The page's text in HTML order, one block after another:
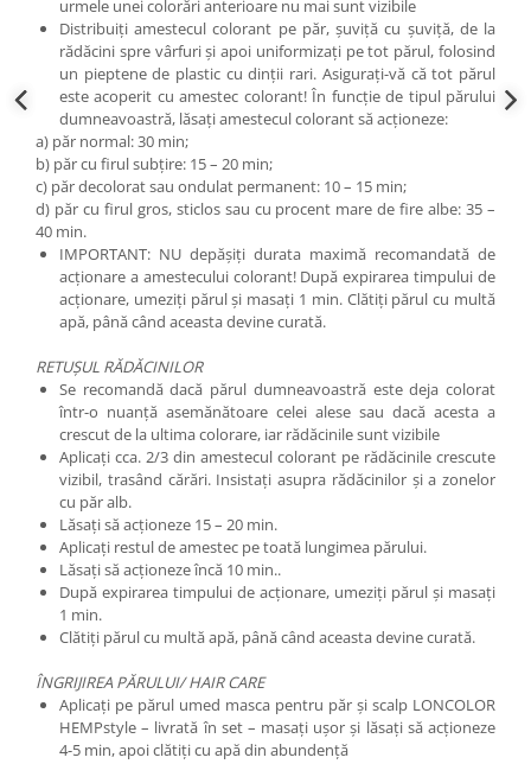
urmele unei colorări anterioare nu mai sunt vizibile
Distribuiţi amestecul colorant pe păr, şuviţă cu şuviţă, de la
rădăcini spre vârfuri şi apoi uniformizaţi pe tot părul, folosind
un pieptene de plastic cu dinţii rari. Asiguraţi-vă că tot părul
este acoperit cu amestec colorant! În funcţie de tipul părului
dumneavoastră, lăsaţi amestecul colorant să acţioneze:
a) păr normal: 30 min;
b) păr cu firul subţire: 15 – 20 min;
c) păr decolorat sau ondulat permanent: 10 – 15 min;
d) păr cu firul gros, sticlos sau cu procent mare de fire albe: 35 –
40 min.
IMPORTANT: NU depăşiţi durata maximă recomandată de
acţionare a amestecului colorant! După expirarea timpului de
acționare, umeziți părul și masați 1 min. Clătiți părul cu multă
apă, până când aceasta devine curată.
RETUȘUL RĂDĂCINILOR
Se recomandă dacă părul dumneavoastră este deja colorat
într-o nuanţă asemănătoare celei alese sau dacă acesta a
crescut de la ultima colorare, iar rădăcinile sunt vizibile
Aplicaţi cca. 2/3 din amestecul colorant pe rădăcinile crescute
vizibil, trasând cărări. Insistaţi asupra rădăcinilor şi a zonelor
cu păr alb.
Lăsaţi să acţioneze 15 – 20 min.
Aplicaţi restul de amestec pe toată lungimea părului.
Lăsați să acţioneze încă 10 min..
După expirarea timpului de acționare, umeziți părul și masați
1 min.
Clătiți părul cu multă apă, până când aceasta devine curată.
ÎNGRIJIREA PĂRULUI/ HAIR CARE
Aplicaţi pe părul umed masca pentru păr și scalp LONCOLOR
HEMPstyle – livrată în set – masaţi uşor şi lăsaţi să acţioneze
4-5 min, apoi clătiţi cu apă din abundenţă